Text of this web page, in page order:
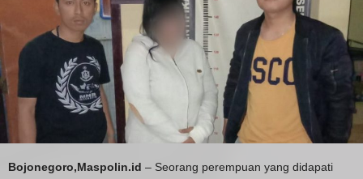
Bojonegoro,Maspolin.id – Seorang perempuan yang didapati